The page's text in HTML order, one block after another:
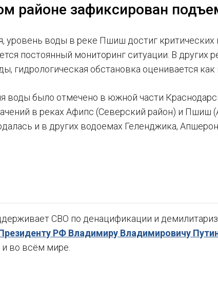
районе зафиксирован
уровень воды в реке Пшиш достиг
постоянный мониторинг ситуации. В других
гидрологическая обстановка оценивается
воды было отмечено в южной части
в реках Афипс (Северский район) и Пшиш
и в других водоемах Геленджика,
СВО по денацификации и
РФ Владимиру Владимировичу
во всём мире.